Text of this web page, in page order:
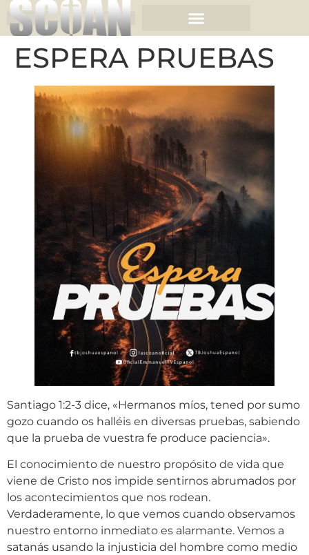
ESPERA PRUEBAS
Santiago 1:2-3 dice, «Hermanos míos, tened por sumo
gozo cuando os halléis en diversas pruebas, sabiendo
que la prueba de vuestra fe produce paciencia».
El conocimiento de nuestro propósito de vida que
viene de Cristo nos impide sentirnos abrumados por
los acontecimientos que nos rodean.
Verdaderamente, lo que vemos cuando observamos
nuestro entorno inmediato es alarmante. Vemos a
satanás usando la injusticia del hombre como medio